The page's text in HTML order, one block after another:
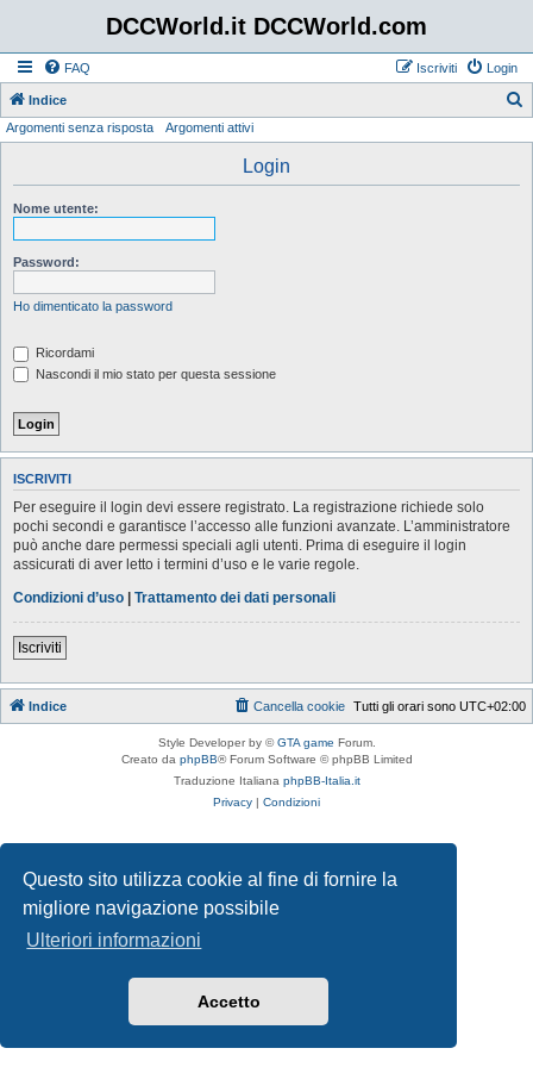
Questo sito utilizza cookie al fine di fornire la
migliore navigazione possibile
Ulteriori informazioni
Accetto
DCCWorld.it DCCWorld.com
FAQ Login
Iscriviti
Indice
Argomenti senza risposta Argomenti attivi
Login
Nome utente:
Password:
Ho dimenticato la password
Ricordami
Nascondi il mio stato per questa sessione
ISCRIVITI
Per eseguire il login devi essere registrato. La registrazione richiede solo
pochi secondi e garantisce l’accesso alle funzioni avanzate. L’amministratore
può anche dare permessi speciali agli utenti. Prima di eseguire il login
assicurati di aver letto i termini d’uso e le varie regole.
Condizioni d’uso | Trattamento dei dati personali
Iscriviti
Indice Tutti gli orari sono UTC+02:00
Cancella cookie
Style Developer by ©GTA game Forum.
Creato da phpBB® Forum Software © phpBB Limited
Traduzione Italiana phpBB-Italia.it
Privacy | Condizioni